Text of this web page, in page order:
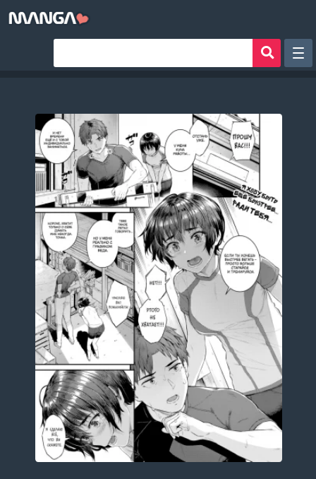
Авторы
Аниме хентай
Сборники манги
Sign in
Register